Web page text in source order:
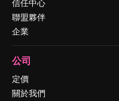
信任中心
聯盟夥伴
企業
公司
定價
關於我們